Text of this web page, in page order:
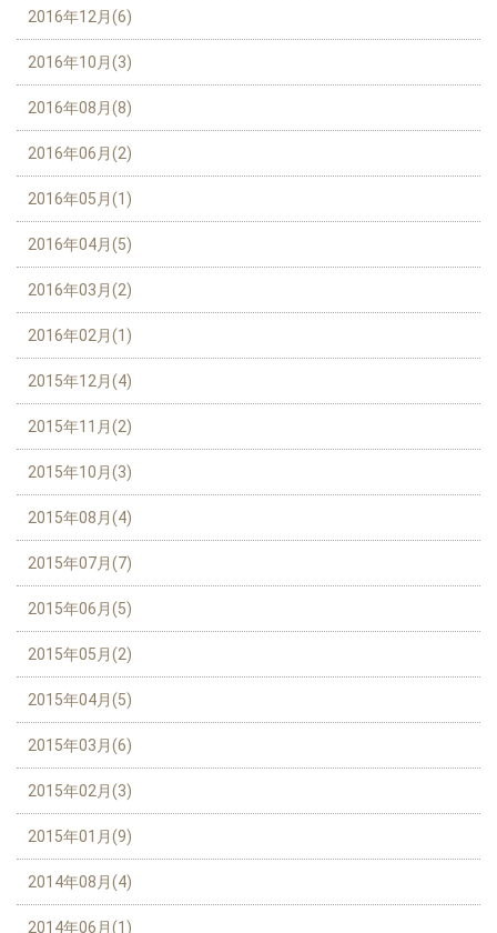
2016年12月(6)
2016年10月(3)
2016年08月(8)
2016年06月(2)
2016年05月(1)
2016年04月(5)
2016年03月(2)
2016年02月(1)
2015年12月(4)
2015年11月(2)
2015年10月(3)
2015年08月(4)
2015年07月(7)
2015年06月(5)
2015年05月(2)
2015年04月(5)
2015年03月(6)
2015年02月(3)
2015年01月(9)
2014年08月(4)
2014年06月(1)